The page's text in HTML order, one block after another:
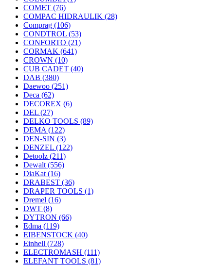
COMET (76)
COMPAC HIDRAULIK (28)
Comprag (106)
CONDTROL (53)
CONFORTO (21)
CORMAK (641)
CROWN (10)
CUB CADET (40)
DAB (380)
Daewoo (251)
Deca (62)
DECOREX (6)
DEL (27)
DELKO TOOLS (89)
DEMA (122)
DEN-SIN (3)
DENZEL (122)
Detoolz (211)
Dewalt (556)
DiaKat (16)
DRABEST (36)
DRAPER TOOLS (1)
Dremel (16)
DWT (8)
DYTRON (66)
Edma (119)
EIBENSTOCK (40)
Einhell (728)
ELECTROMASH (111)
ELEFANT TOOLS (81)